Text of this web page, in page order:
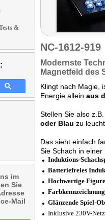
&
im
Sie
Mail
NC-1612-919
Modernste
Magnetfeld des
Klingt nach Magie,
Energie allein aus
Stellen Sie also
oder Blau zu
Das sieht einfach
Sie Schach in einer
Induktions-
Batteriefreies
Hochwertige
Glänzende Spiel-
Inklusive 230V-